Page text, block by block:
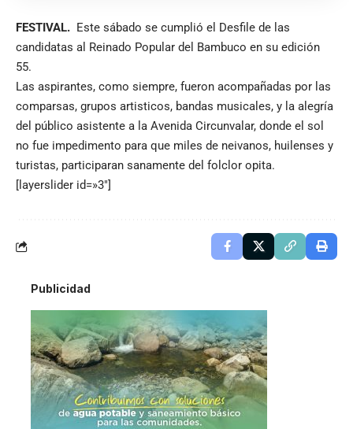
FESTIVAL. Este sábado se cumplió el Desfile de las
candidatas al Reinado Popular del Bambuco en su edición
55.
Las aspirantes, como siempre, fueron acompañadas por las
comparsas, grupos artisticos, bandas musicales, y la alegría
del público asistente a la Avenida Circunvalar, donde el sol
no fue impedimento para que miles de neivanos, huilenses y
turistas, participaran sanamente del folclor opita.
[layerslider id=»3″]
Publicidad